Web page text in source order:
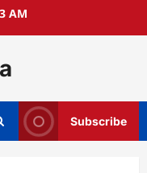
AM
Subscribe